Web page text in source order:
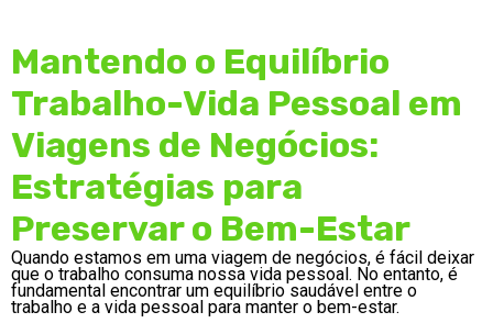
Mantendo o Equilíbrio
Trabalho-Vida Pessoal em
Viagens de Negócios:
Estratégias para
Preservar o Bem-Estar
Quando estamos em uma viagem de negócios, é fácil deixar
que o trabalho consuma nossa vida pessoal. No entanto, é
fundamental encontrar um equilíbrio saudável entre o
trabalho e a vida pessoal para manter o bem-estar.